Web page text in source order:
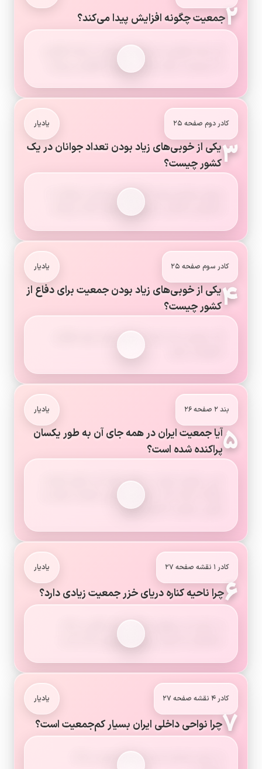
۲جمعیت چگونه افزایش پیدا می‌کند؟
اگر تعداد افرادی که متولد می‌شوند از تعداد افرادی
که می‌میرند بیشتر باشد، جمعیت افزایش می‌یابد.
کادر دوم صفحه ۲۵ یادیار
۳یکی از خوبی‌های زیاد بودن تعداد جوانان در یک
کشور چیست؟
نیروی بیشتری برای کار فراهم می‌شود و جوانان با
تحصیل و تلاش به پیشرفت کشور کمک می‌کنند.
کادر سوم صفحه ۲۵ یادیار
۴یکی از خوبی‌های زیاد بودن جمعیت برای دفاع از
کشور چیست؟
اگر جمعیت زیاد باشد، نیروی زیادی برای دفاع از
بند ۲ صفحه ۲۶ یادیار
۵آیا جمعیت ایران در همه جای آن به طور یکسان
پراکنده شده است؟
خیر، جمعیت ایران در همه جای آن به طور یکسان
پراکنده نشده است. بعضی نواحی جمعیت بیشتر و
بعضی جمعیت کمتری دارند.
کادر ۱ نقشه صفحه ۲۷ یادیار
۶چرا ناحیه کناره دریای خزر جمعیت زیادی دارد؟
به دلیل آب و هوای مساعد، باران کافی و خاک
حاصلخیز که موجب رونق کشاورزی شده است.
کادر ۴ نقشه صفحه ۲۷ یادیار
۷چرا نواحی داخلی ایران بسیار کم‌جمعیت است؟
به دلیل بارندگی کم، زمین‌های شور و خاک